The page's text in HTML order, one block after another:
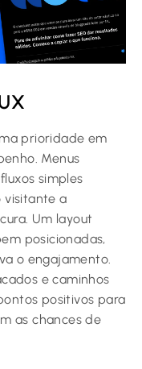
prioridade em
Menus
simples
visitante a
Um layout
posicionadas,
o engajamento.
e caminhos
positivos para
as chances de